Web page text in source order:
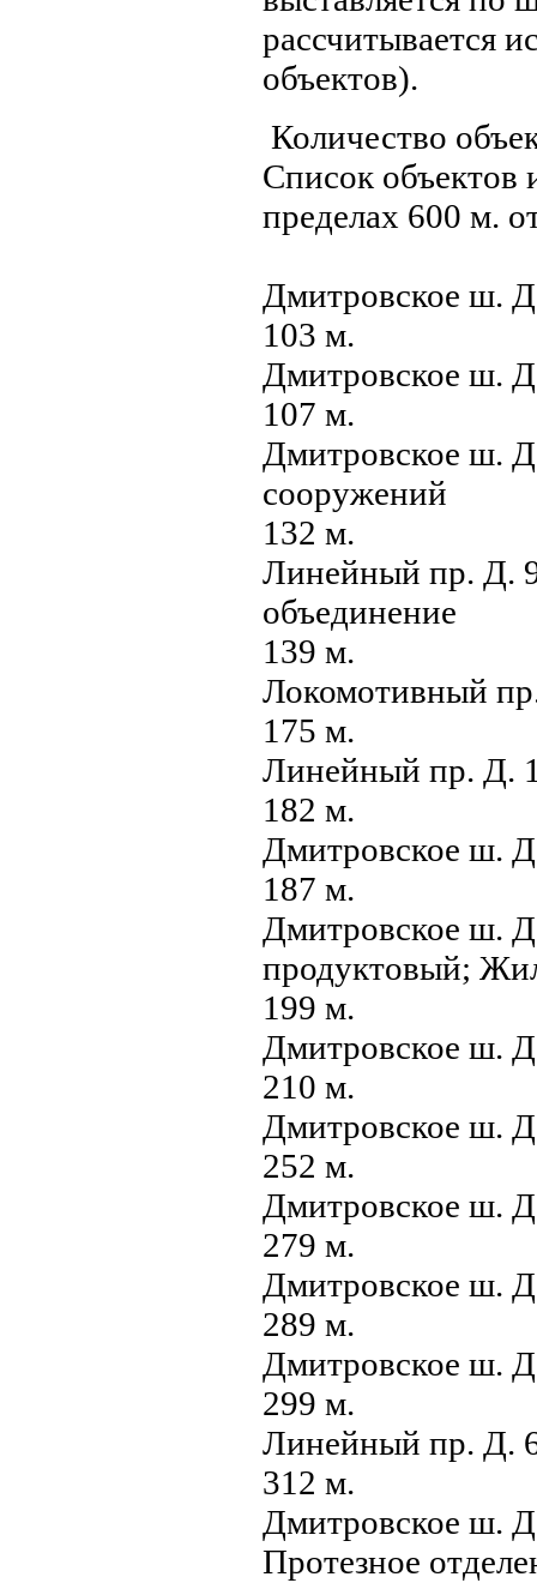
рассчитывается
объектов).
Количество
Список объектов
пределах 600 м.
Дмитровское ш.
103 м.
Дмитровское ш.
107 м.
Дмитровское ш.
сооружений
132 м.
Линейный пр. Д.
объединение
139 м.
Локомотивный
175 м.
Линейный пр. Д.
182 м.
Дмитровское ш.
187 м.
Дмитровское ш.
продуктовый;
199 м.
Дмитровское ш.
210 м.
Дмитровское ш.
252 м.
Дмитровское ш.
279 м.
Дмитровское ш.
289 м.
Дмитровское ш.
299 м.
Линейный пр. Д.
312 м.
Дмитровское ш.
Протезное